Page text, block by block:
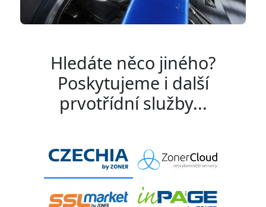
Hledáte něco jiného?
Poskytujeme i další
prvotřídní služby...